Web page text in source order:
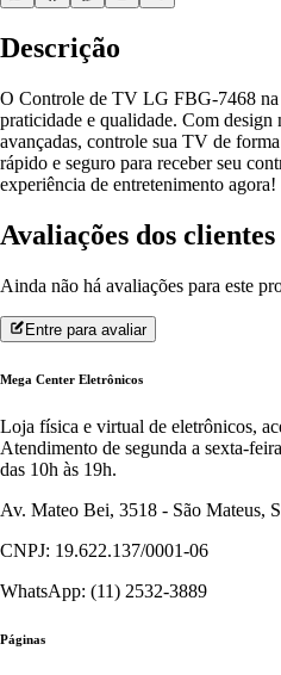
Descrição
O Controle de TV LG FBG-7468 na
praticidade e qualidade. Com
avançadas, controle sua TV de
rápido e seguro para receber seu
experiência de entretenimento agora!
Avaliações dos clientes
Ainda não há avaliações para este
Entre para avaliar
Mega Center Eletrônicos
Loja física e virtual de eletrônicos,
Atendimento de segunda a sexta-
das 10h às 19h.
Av. Mateo Bei, 3518 - São Mateus,
CNPJ: 19.622.137/0001-06
WhatsApp: (11) 2532-3889
Páginas